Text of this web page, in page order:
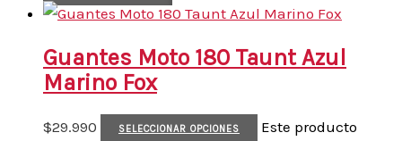
Guantes Moto 180 Taunt Azul
Marino Fox
$29.990 SELECCIONAR OPCIONES
Este producto